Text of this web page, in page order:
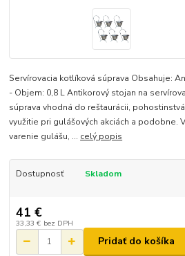
Servírovacia kotlíková súprava Obsahuje:
- Objem: 0,8 L Antikorový stojan na
súprava vhodná do reštaurácii,
využitie pri gulášových akciách a podobne.
varenie gulášu, ... celý popis
Dostupnosť Skladom
41 €
33,33 € bez DPH
Pridať do košíka